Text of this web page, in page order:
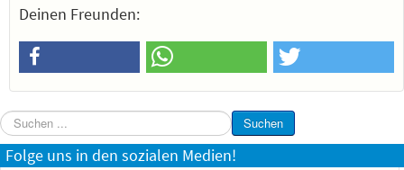
Deinen Freunden:
Suchen
...
Suchen
Folge uns in den sozialen Medien!